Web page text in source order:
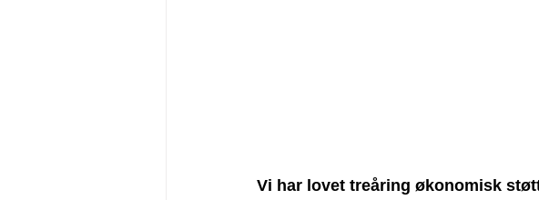
Vi har lovet treåring økonomisk